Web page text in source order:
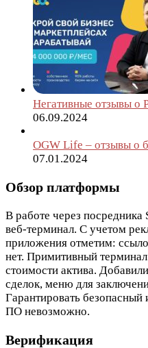
Негативные отзывы о
06.09.2024
OGW Life – отзывы о
07.01.2024
Обзор платформы
В работе через
веб-терминал. С учетом
приложения отметим:
нет. Примитивный
стоимости актива.
сделок, меню для
Гарантировать
ПО невозможно.
Верификация